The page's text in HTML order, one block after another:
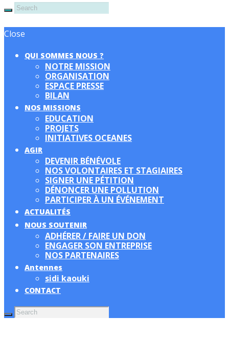
Close
QUI SOMMES NOUS ?
NOTRE MISSION
ORGANISATION
ESPACE PRESSE
BILAN
NOS MISSIONS
EDUCATION
PROJETS
INITIATIVES OCEANES
AGIR
DEVENIR BÉNÉVOLE
NOS VOLONTAIRES ET STAGIAIRES
SIGNER UNE PÉTITION
DÉNONCER UNE POLLUTION
PARTICIPER À UN ÉVÉNEMENT
ACTUALITÉS
NOUS SOUTENIR
ADHÉRER / FAIRE UN DON
ENGAGER SON ENTREPRISE
NOS PARTENAIRES
Antennes
sidi kaouki
CONTACT